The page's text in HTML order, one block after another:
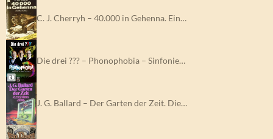
C. J. Cherryh – 40.000 in Gehenna. Ein…
Die drei ??? – Phonophobia – Sinfonie…
J. G. Ballard – Der Garten der Zeit. Die…